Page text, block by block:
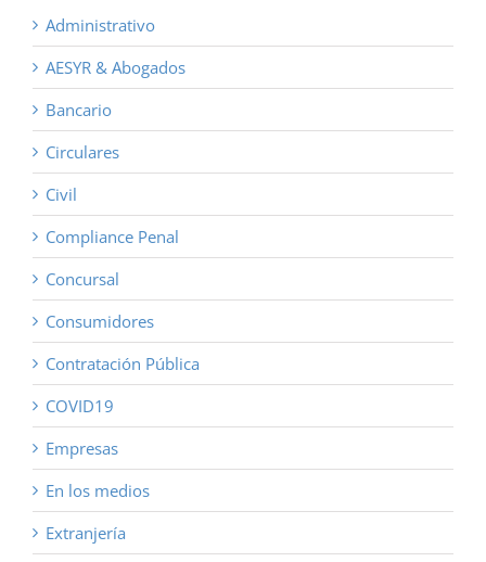
Administrativo
AESYR & Abogados
Bancario
Circulares
Civil
Compliance Penal
Concursal
Consumidores
Contratación Pública
COVID19
Empresas
En los medios
Extranjería